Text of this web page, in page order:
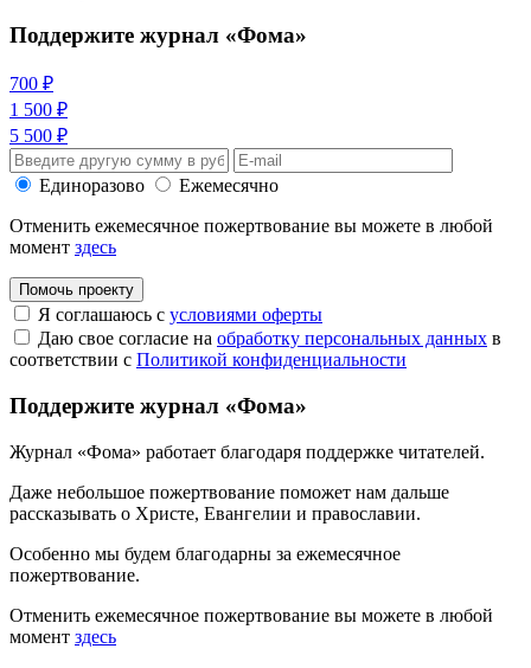
Поддержите журнал «Фома»
700 ₽
1 500 ₽
5 500 ₽
Единоразово
Ежемесячно
Отменить ежемесячное пожертвование вы можете в любой
момент здесь
Помочь проекту
Я соглашаюсь с условиями оферты
Даю свое согласие на обработку персональных данных в
соответствии с Политикой конфиденциальности
Поддержите журнал «Фома»
Журнал «Фома» работает благодаря поддержке читателей.
Даже небольшое пожертвование поможет нам дальше
рассказывать о Христе, Евангелии и православии.
Особенно мы будем благодарны за ежемесячное
пожертвование.
Отменить ежемесячное пожертвование вы можете в любой
момент здесь